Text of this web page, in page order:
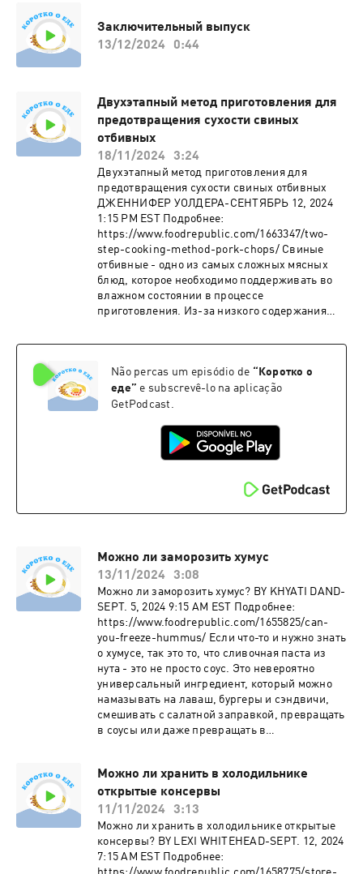
Заключительный выпуск
13/12/2024
0:44
Двухэтапный метод приготовления для
предотвращения сухости свиных
отбивных
18/11/2024
3:24
Двухэтапный метод приготовления для
предотвращения сухости свиных отбивных
ДЖЕННИФЕР УОЛДЕРА-СЕНТЯБРЬ 12, 2024
1:15 PM EST Подробнее:
https://www.foodrepublic.com/1663347/two-
step-cooking-method-pork-chops/ Свиные
отбивные - одно из самых сложных мясных
блюд, которое необходимо поддерживать во
влажном состоянии в процессе
приготовления. Из-за низкого содержания
чем, скажем, свиная котлета, они слишком
приготовлению. Однако Рич Паренте, шеф-
повар и владелец ресторана Clock Tower Grill
в Брюстере, штат Нью-Йорк, дал нам свой
и сочных свиных отбивных, и все, что для
этого требуется, - это простой двухэтапный
Não percas um episódio de “ Коротко о
еде” e subscrevê-lo na aplicação
GetPodcast.
Можно ли заморозить хумус
13/11/2024
3:08
Можно ли заморозить хумус? BY KHYATI DAND-
SEPT. 5, 2024 9:15 AM EST Подробнее:
https://www.foodrepublic.com/1655825/can-
you-freeze-hummus/ Если что-то и нужно знать
о хумусе, так это то, что сливочная паста из
нута - это не просто соус. Это невероятно
универсальный ингредиент, который можно
намазывать на лаваш, бургеры и сэндвичи,
смешивать с салатной заправкой, превращать
в соусы или даже превращать в
хумуса может хватить надолго, поэтому это
удобный ингредиент, который всегда должен
быть на вашей кухне. К сожалению,
магазинный хумус можно есть недолго: в
холодильнике он портится за неделю или
меньше. Домашний вариант имеет еще более
короткий срок хранения и пролежит максимум
Можно ли хранить в холодильнике
открытые консервы
11/11/2024
3:13
Можно ли хранить в холодильнике открытые
консервы? BY LEXI WHITEHEAD-SEPT. 12, 2024
7:15 AM EST Подробнее: